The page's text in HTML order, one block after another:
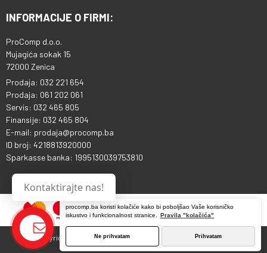
procomp.ba koristi kolačiće kako bi poboljšao Vaše korisničko
iskustvo i funkcionalnost stranice.
Pravila "kolačića"
Ne prihvatam Prihvatam
INFORMACIJE O FIRMI:
ProComp d.o.o.
Mujagića sokak 15
72000 Zenica
Prodaja: 032 221 654
Prodaja: 061 202 061
Servis: 032 465 805
Finansije: 032 465 804
E-mail: prodaja@procomp.ba
ID broj: 4218813920000
Sparkasse banka: 1995130039753810
Copyright © 2013 - 2026 ProComp d.o.o. Sva prava pridržana.
Kontaktirajte nas!